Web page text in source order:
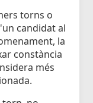
torns o
candidat al
la
constància
més